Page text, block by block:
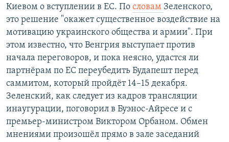
Киевом о вступлении в ЕС. По словам Зеленского,
это решение "окажет существенное воздействие на
мотивацию украинского общества и армии". При
этом известно, что Венгрия выступает против
начала переговоров, и пока неясно, удастся ли
партнёрам по ЕС переубедить Будапешт перед
саммитом, который пройдёт 14–15 декабря.
Зеленский, как следует из кадров трансляции
инаугурации, поговорил в Буэнос-Айресе и с
премьер-министром Виктором Орбаном. Обмен
мнениями произошёл прямо в зале заседаний